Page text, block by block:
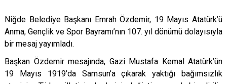
Niğde Belediye Başkanı Emrah Özdemir, 19 Mayıs Atatürk’ü
Anma, Gençlik ve Spor Bayramı’nın 107. yıl dönümü dolayısıyla
bir mesaj yayımladı.
Başkan Özdemir mesajında, Gazi Mustafa Kemal Atatürk’ün
19 Mayıs 1919’da Samsun’a çıkarak yaktığı bağımsızlık